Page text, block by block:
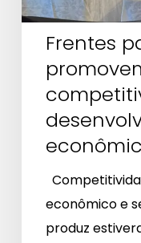
e
desenvolvimento
Frentes
econômico e
produz